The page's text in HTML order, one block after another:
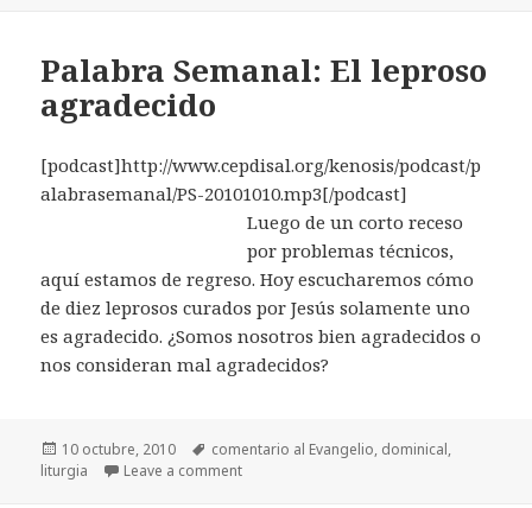
Palabra Semanal: El leproso
agradecido
[podcast]http://www.cepdisal.org/kenosis/podcast/p
alabrasemanal/PS-20101010.mp3[/podcast]
Luego de un corto receso
por problemas técnicos,
aquí estamos de regreso. Hoy escucharemos cómo
de diez leprosos curados por Jesús solamente uno
es agradecido. ¿Somos nosotros bien agradecidos o
nos consideran mal agradecidos?
Posted
on
10 octubre, 2010 Tags
comentario al Evangelio, dominical,
liturgia
Leave a comment